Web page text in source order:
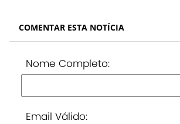
COMENTAR ESTA NOTÍCIA
Nome Completo:
Email Válido: